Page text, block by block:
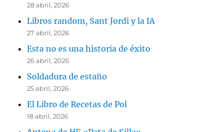
28 abril, 2026
Libros random, Sant Jordi y la IA
27 abril, 2026
Esta no es una historia de éxito
26 abril, 2026
Soldadura de estaño
25 abril, 2026
El Libro de Recetas de Pol
18 abril, 2026